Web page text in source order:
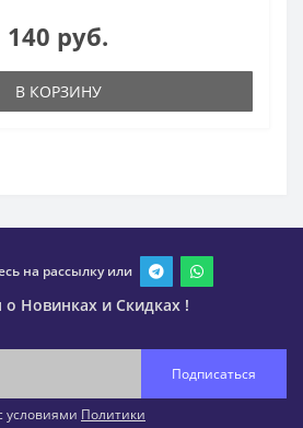
140 руб.
В КОРЗИНУ
на рассылку или
Новинках и Скидках !
Подписаться
условиями Политики